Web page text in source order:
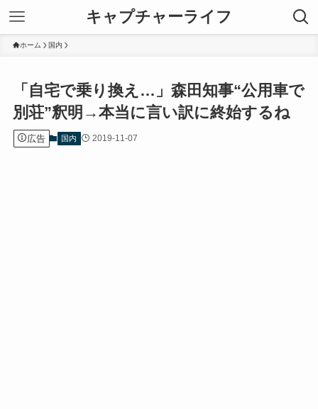
キャプチャーライフ
ホーム 国内
「自宅で乗り換え…」森田知事“公用車で
別荘”釈明→本当に言い訳に終始するね
広告 国内 2019-11-07